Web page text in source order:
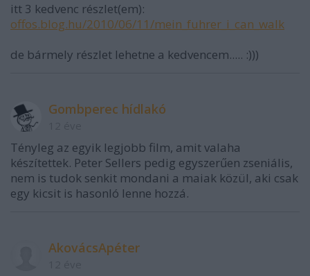
itt 3 kedvenc részlet(em):
offos.blog.hu/2010/06/11/mein_fuhrer_i_can_walk
de bármely részlet lehetne a kedvencem..... :)))
Gombperec hídlakó
Tényleg az egyik legjobb film, amit valaha
készítettek. Peter Sellers pedig egyszerűen zseniális,
nem is tudok senkit mondani a maiak közül, aki csak
egy kicsit is hasonló lenne hozzá.
AkovácsApéter